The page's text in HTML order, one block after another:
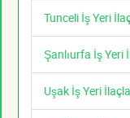
Tunceli İş Yeri
Şanlıurfa İş Yeri
Uşak İş Yeri